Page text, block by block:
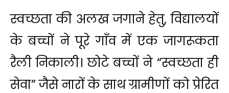
स्वच्छता की अलख जगाने हेतु, विद्यालयों
के बच्चों ने पूरे गाँव में एक जागरूकता
रैली निकाली। छोटे बच्चों ने “स्वच्छता ही
सेवा” जैसे नारों के साथ ग्रामीणों को प्रेरित